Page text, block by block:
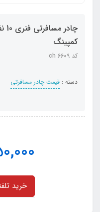
کمپینگ
کد ch 6609
دسته : قیمت چادر مسافرتی
خرید